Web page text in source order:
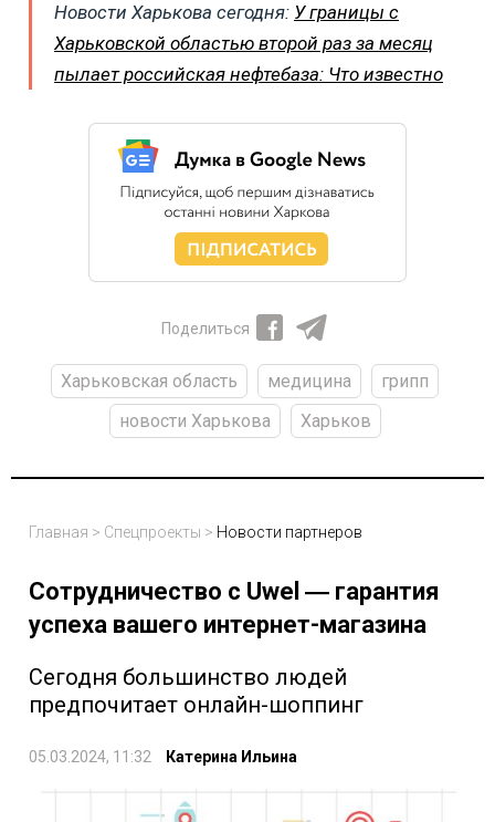
Новости Харькова сегодня: У границы с
Харьковской областью второй раз за месяц
пылает российская нефтебаза: Что известно
Поделиться
Харьковская область медицина
грипп
новости Харькова
Харьков
Главная > Спецпроекты > Новости партнеров
Сотрудничество с Uwel ― гарантия
успеха вашего интернет-магазина
Сегодня большинство людей
предпочитает онлайн-шоппинг
05.03.2024, 11:32 Катерина Ильина